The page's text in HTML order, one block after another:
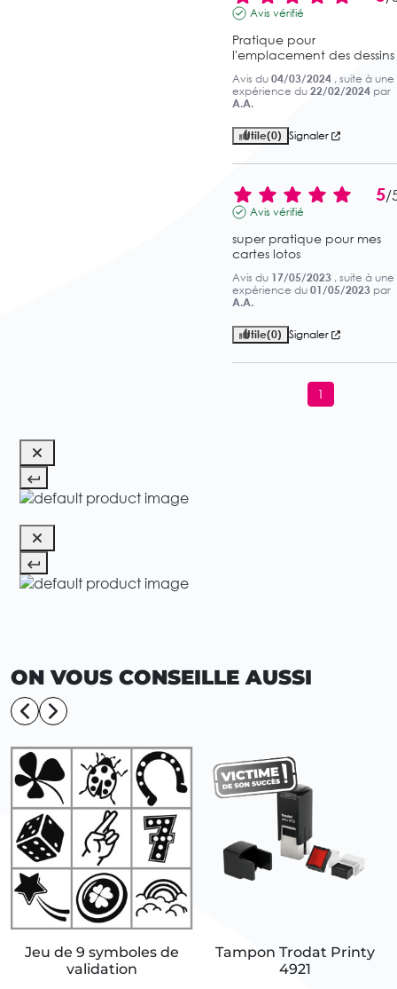
Avis vérifié
Pratique pour
l'emplacement des dessins
Avis du 04/03/2024 , suite à une
expérience du 22/02/2024 par
A.A.
Utile(0) Signaler
5/
Avis vérifié
super pratique pour mes
cartes lotos
Avis du 17/05/2023 , suite à une
expérience du 01/05/2023 par
A.A.
Utile(0) Signaler
1
ON VOUS CONSEILLE AUSSI
Jeu de 9 symboles de
validation
Tampon Trodat Printy
4921